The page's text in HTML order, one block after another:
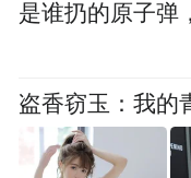
是谁扔的原子弹
盗香窃玉：我的